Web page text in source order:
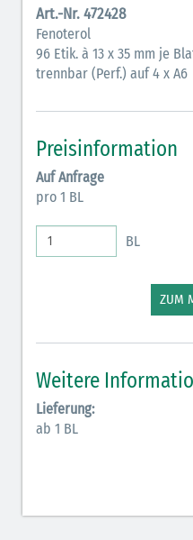
Anticholinergika (hellgrün)
Cholinergika (hellgrün
Rahmen)
Bronchodilatatoren (blau-
Antikonvulsiva (grau-lila)
Inodilatatoren (rot-grün)
Elektrolyte (grün-pink)
Elektrolyte Kalium (grün-
Elektrolyte NaCl (grün)
Art.-Nr. 472428
Fenoterol
96 Etik. à 13 x 35 mm je
trennbar (Perf.) auf 4 x A6
Preisinformation
Auf Anfrage
pro 1 BL
BL
ZUM
Weitere
Lieferung:
ab 1 BL